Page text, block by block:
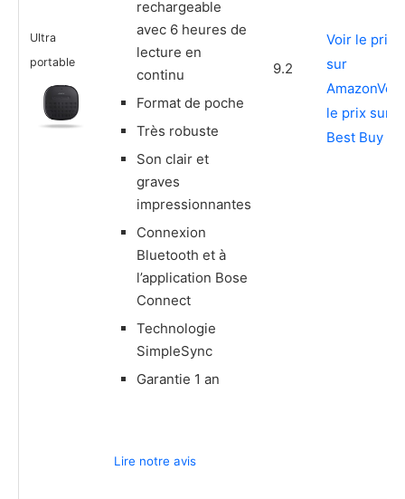
Ultra
portable
rechargeable
avec 6 heures de
lecture en
continu
Format de poche
Très robuste
Son clair et
graves
impressionnantes
Connexion
Bluetooth et à
l’application Bose
Connect
Technologie
SimpleSync
Garantie 1 an
Lire notre avis
9.2
Voir le prix
sur
AmazonVoir
le prix sur
Best Buy